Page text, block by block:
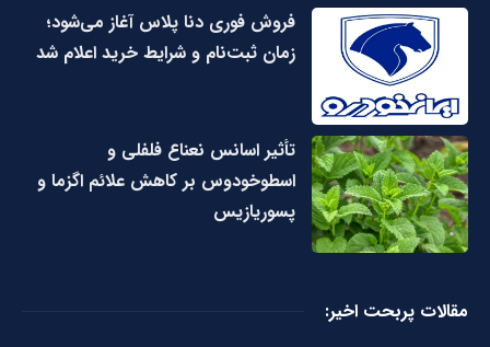
فروش فوری دنا پلاس آغاز می‌شود؛
زمان ثبت‌نام و شرایط خرید اعلام شد
تأثیر اسانس نعناع فلفلی و
اسطوخودوس بر کاهش علائم اگزما و
پسوریازیس
مقالات پربحت اخیر: